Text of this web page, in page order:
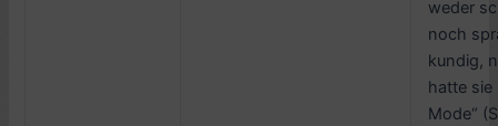
weder
noch
kundig,
hatte sie
Mode“